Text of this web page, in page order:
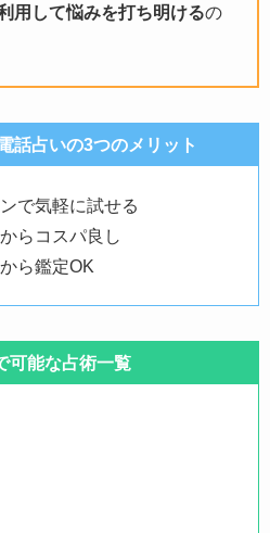
用して悩みを打ち明けるの
話占いの3つのメリット
で気軽に試せる
らコスパ良し
ら鑑定OK
可能な占術一覧